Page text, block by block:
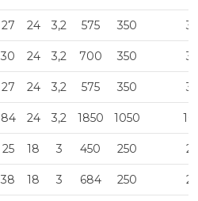
27 24 3,2 575 350
30 24 3,2 700 350
27 24 3,2 575 350
84 24 3,2 1850 1050
25 18 3 450 250
38 18 3 684 250